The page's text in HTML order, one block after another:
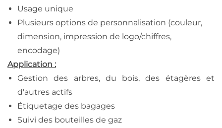
Usage unique
Plusieurs options de personnalisation (couleur,
dimension, impression de logo/chiffres,
encodage)
Application :
Gestion des arbres, du bois, des étagères et
d'autres actifs
Étiquetage des bagages
Suivi des bouteilles de gaz